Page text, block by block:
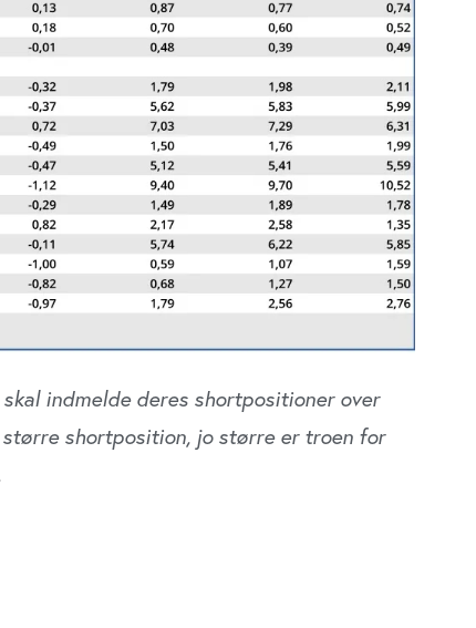
indmelde deres shortpositioner over
shortposition, jo større er troen for
til
og
Hovedstaden
Udløber snart
Direktør til
Revisorgruppen
Danmark
Region Midt